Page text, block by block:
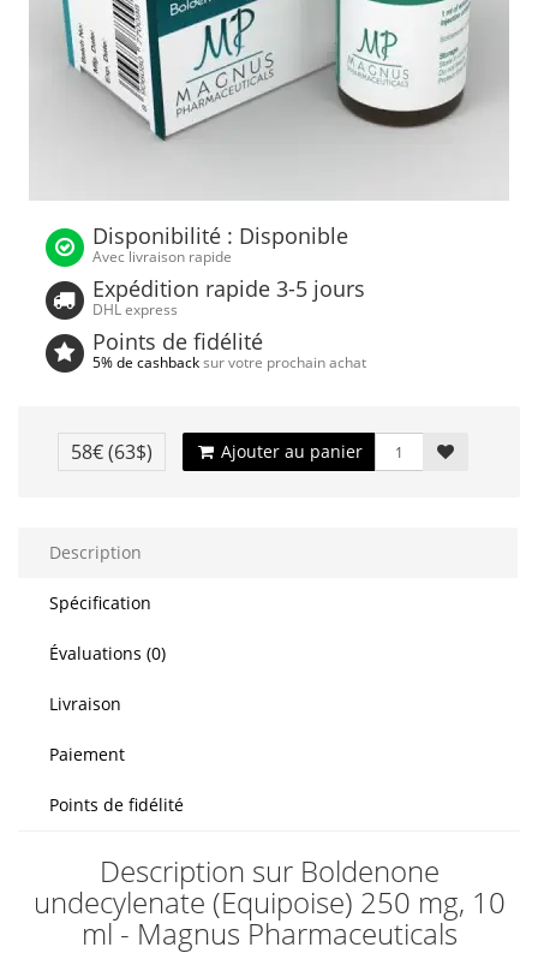
Disponibilité : Disponible
Avec livraison rapide
Expédition rapide 3-5 jours
DHL express
Points de fidélité
5% de cashbacksur votre prochain achat
58€(63$) Ajouter au panier
Description
Spécification
Évaluations (0)
Livraison
Paiement
Points de fidélité
Description sur Boldenone
undecylenate (Equipoise) 250 mg, 10
ml - Magnus Pharmaceuticals